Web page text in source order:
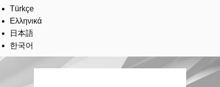
Türkçe
Ελληνικά
日本語
한국어